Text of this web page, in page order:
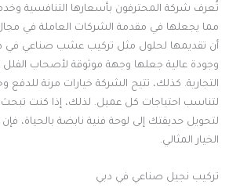
تُعرف شركة المحترفون بأسعارها التنافسية
مما يجعلها في مقدمة الشركات العاملة في
أن تقديمها لحلول مثل تركيب عشب صناعي في
وجودة عالية جعلها وجهة موثوقة لأصحاب الفلل
التجارية. كذلك، تتيح الشركة خيارات مرنة للدفع
لتناسب احتياجات كل عميل. لذلك، إذا كنت
لتحويل حديقتك إلى لوحة فنية نابضة بالحياة،
الخيار المثالي.
تركيب نجيل صناعي في دبي